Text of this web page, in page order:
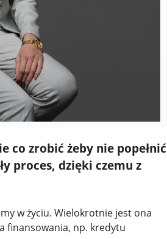
co zrobić żeby nie popełnić
proces, dzięki czemu z
w życiu. Wielokrotnie jest ona
finansowania, np. kredytu